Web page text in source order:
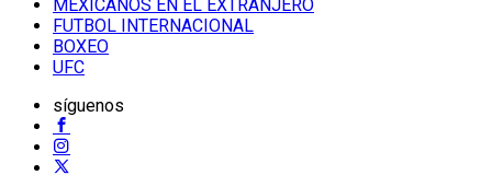
MEXICANOS EN EL EXTRANJERO
FUTBOL INTERNACIONAL
BOXEO
UFC
síguenos